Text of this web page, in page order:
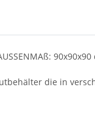
90x90x90
die in